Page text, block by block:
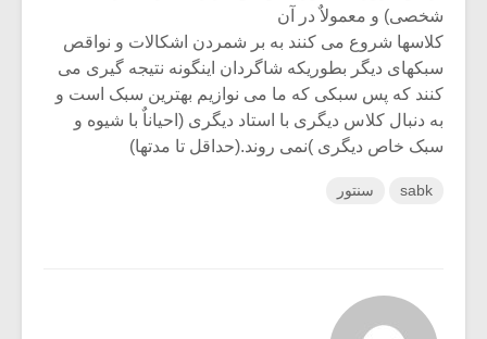
شخصی) و معمولاٌ در آن
کلاسها شروع می کنند به بر شمردن اشکالات و نواقص
سبکهای دیگر بطوریکه شاگردان اینگونه نتیجه گیری می
کنند که پس سبکی که ما می نوازیم بهترین سبک است و
به دنبال کلاس دیگری با استاد دیگری (احیاناٌ با شیوه و
سبک خاص دیگری )نمی روند.(حداقل تا مدتها)
sabk سنتور